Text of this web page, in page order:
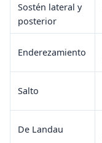
Sostén lateral y
posterior
Enderezamiento
Salto
De Landau